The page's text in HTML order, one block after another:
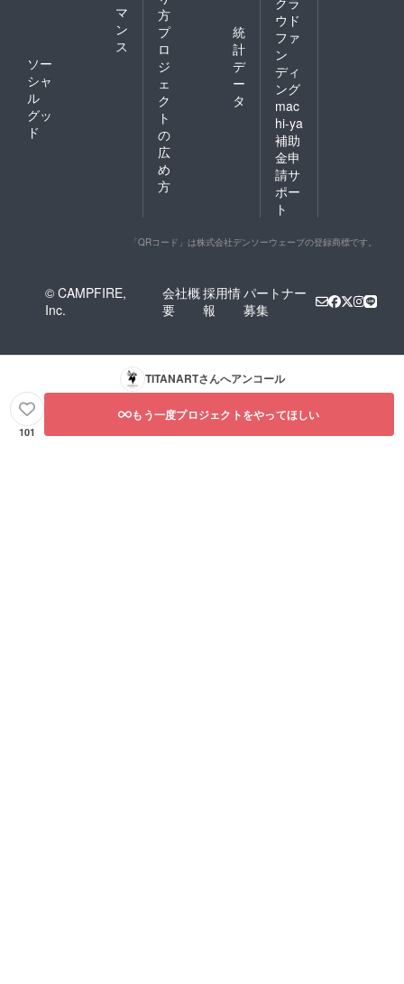
マ
ン
ス
ソー
シャ
ル
グッ
ド
方
プ
ロ
ジ
ェ
ク
ト
の
広
め
方
統
計
デ
ー
タ
ウド
ファ
ン
ディ
ング
mac
hi-ya
補助
金申
請サ
ポー
ト
「QRコード」は株式会社デンソーウェーブの登録商標です。
© CAMPFIRE,
Inc.
会社概
要
採用情
報
パートナー
募集
TITANARTさんへアンコール
101
もう一度プロジェクトをやってほしい